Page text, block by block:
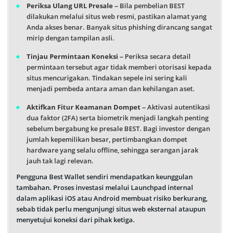
Periksa Ulang URL Presale – Bila pembelian BEST
dilakukan melalui situs web resmi, pastikan alamat yang
Anda akses benar. Banyak situs phishing dirancang sangat
mirip dengan tampilan asli.
Tinjau Permintaan Koneksi – Periksa secara detail
permintaan tersebut agar tidak memberi otorisasi kepada
situs mencurigakan. Tindakan sepele ini sering kali
menjadi pembeda antara aman dan kehilangan aset.
Aktifkan Fitur Keamanan Dompet– Aktivasi autentikasi
dua faktor (2FA) serta biometrik menjadi langkah penting
sebelum bergabung ke presale BEST. Bagi investor dengan
jumlah kepemilikan besar, pertimbangkan dompet
hardware yang selalu offline, sehingga serangan jarak
jauh tak lagi relevan.
Pengguna Best Wallet sendiri mendapatkan keunggulan
tambahan. Proses investasi melalui Launchpad internal
dalam aplikasi iOS atau Android membuat risiko berkurang,
sebab tidak perlu mengunjungi situs web eksternal ataupun
menyetujui koneksi dari pihak ketiga.